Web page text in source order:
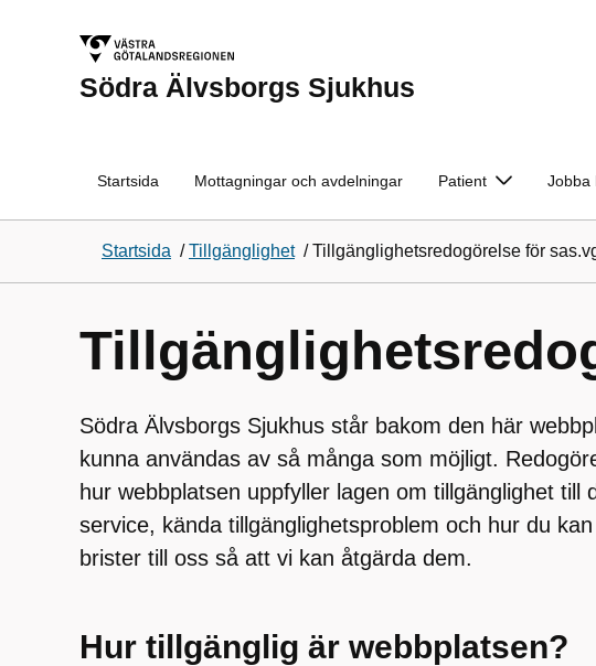
Södra Älvsborgs Sjukhus
Startsida Mottagningar och avdelningar Patient Jobba
Startsida /Tillgänglighet /Tillgänglighetsredogörelse för
Södra Älvsborgs Sjukhus står bakom den här
kunna användas av så många som möjligt.
hur webbplatsen uppfyller lagen om tillgänglighet till
service, kända tillgänglighetsproblem och hur du
brister till oss så att vi kan åtgärda dem.
Hur tillgänglig är webbplatsen?